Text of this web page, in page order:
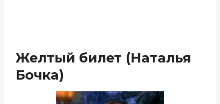
Желтый билет (Наталья
Бочка)